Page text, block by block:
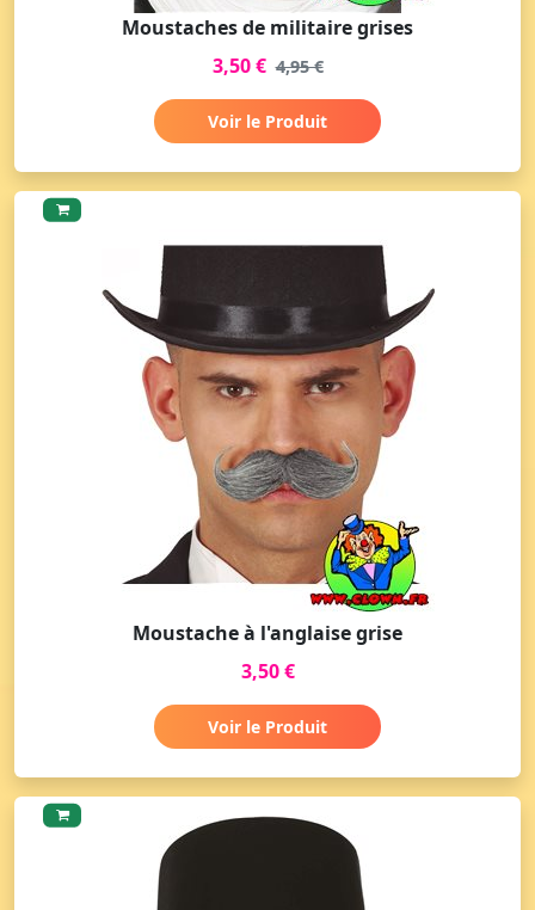
Moustaches de militaire grises
3,50 € 4,95 €
Voir le Produit
Moustache à l'anglaise grise
3,50 €
Voir le Produit